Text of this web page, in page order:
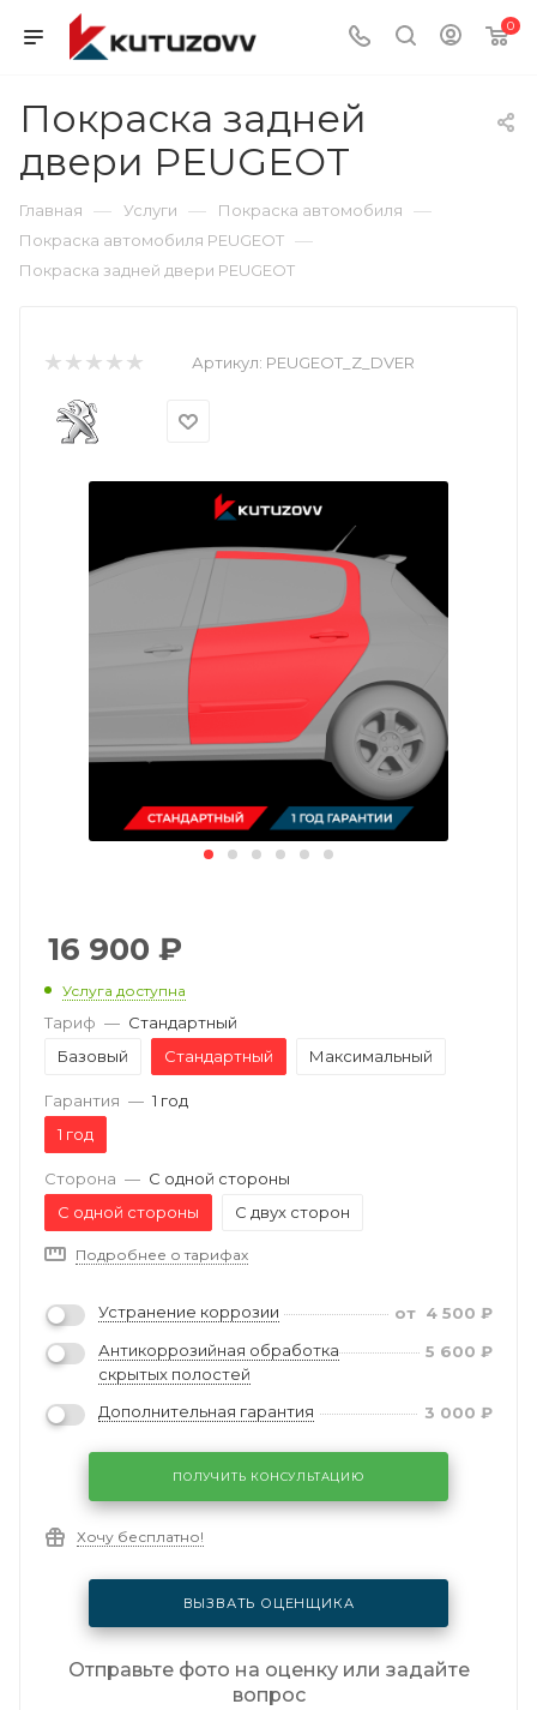
0
Покраска задней
двери PEUGEOT
Главная — Услуги — Покраска автомобиля —
Покраска автомобиля PEUGEOT —
Покраска задней двери PEUGEOT
Артикул: PEUGEOT_Z_DVER
16 900 ₽
Услуга доступна
Тариф — Стандартный
Базовый
Стандартный Максимальный
Гарантия — 1 год
1 год
Сторона — С одной стороны
С одной стороны
С двух сторон
Подробнее о тарифах
Устранение коррозии от 4 500 ₽
Антикоррозийная обработка
скрытых полостей
5 600 ₽
Дополнительная гарантия 3 000 ₽
ПОЛУЧИТЬ КОНСУЛЬТАЦИЮ
Хочу бесплатно!
ВЫЗВАТЬ ОЦЕНЩИКА
Отправьте фото на оценку или задайте
вопрос